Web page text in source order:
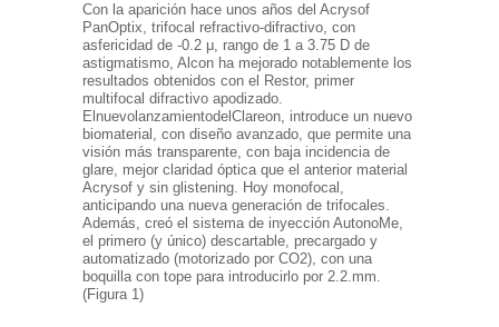
Con la aparición hace unos años del Acrysof
PanOptix, trifocal refractivo-difractivo, con
asfericidad de -0.2 μ, rango de 1 a 3.75 D de
astigmatismo, Alcon ha mejorado notablemente los
resultados obtenidos con el Restor, primer
multifocal difractivo apodizado.
ElnuevolanzamientodelClareon, introduce un nuevo
biomaterial, con diseño avanzado, que permite una
visión más transparente, con baja incidencia de
glare, mejor claridad óptica que el anterior material
Acrysof y sin glistening. Hoy monofocal,
anticipando una nueva generación de trifocales.
Además, creó el sistema de inyección AutonoMe,
el primero (y único) descartable, precargado y
automatizado (motorizado por CO2), con una
boquilla con tope para introducirlo por 2.2.mm.
(Figura 1)